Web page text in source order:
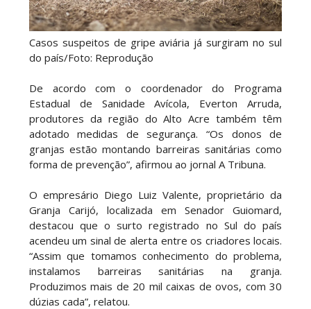
Casos suspeitos de gripe aviária já surgiram no sul
do país/Foto: Reprodução
De acordo com o coordenador do Programa
Estadual de Sanidade Avícola, Everton Arruda,
produtores da região do Alto Acre também têm
adotado medidas de segurança. “Os donos de
granjas estão montando barreiras sanitárias como
forma de prevenção”, afirmou ao jornal A Tribuna.
O empresário Diego Luiz Valente, proprietário da
Granja Carijó, localizada em Senador Guiomard,
destacou que o surto registrado no Sul do país
acendeu um sinal de alerta entre os criadores locais.
“Assim que tomamos conhecimento do problema,
instalamos barreiras sanitárias na granja.
Produzimos mais de 20 mil caixas de ovos, com 30
dúzias cada”, relatou.